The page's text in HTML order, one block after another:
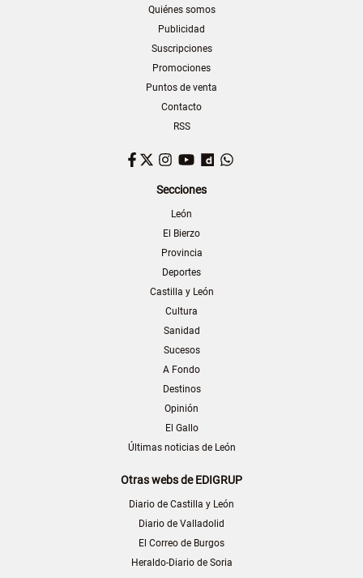
Quiénes somos
Publicidad
Suscripciones
Promociones
Puntos de venta
Contacto
RSS
Facebook
TwitterInstagram
YouTubeDailymotion
Secciones
León
El Bierzo
Provincia
Deportes
Castilla y León
Cultura
Sanidad
Sucesos
A Fondo
Destinos
Opinión
El Gallo
Últimas noticias de León
Otras webs de EDIGRUP
Diario de Castilla y León
Diario de Valladolid
El Correo de Burgos
Heraldo-Diario de Soria